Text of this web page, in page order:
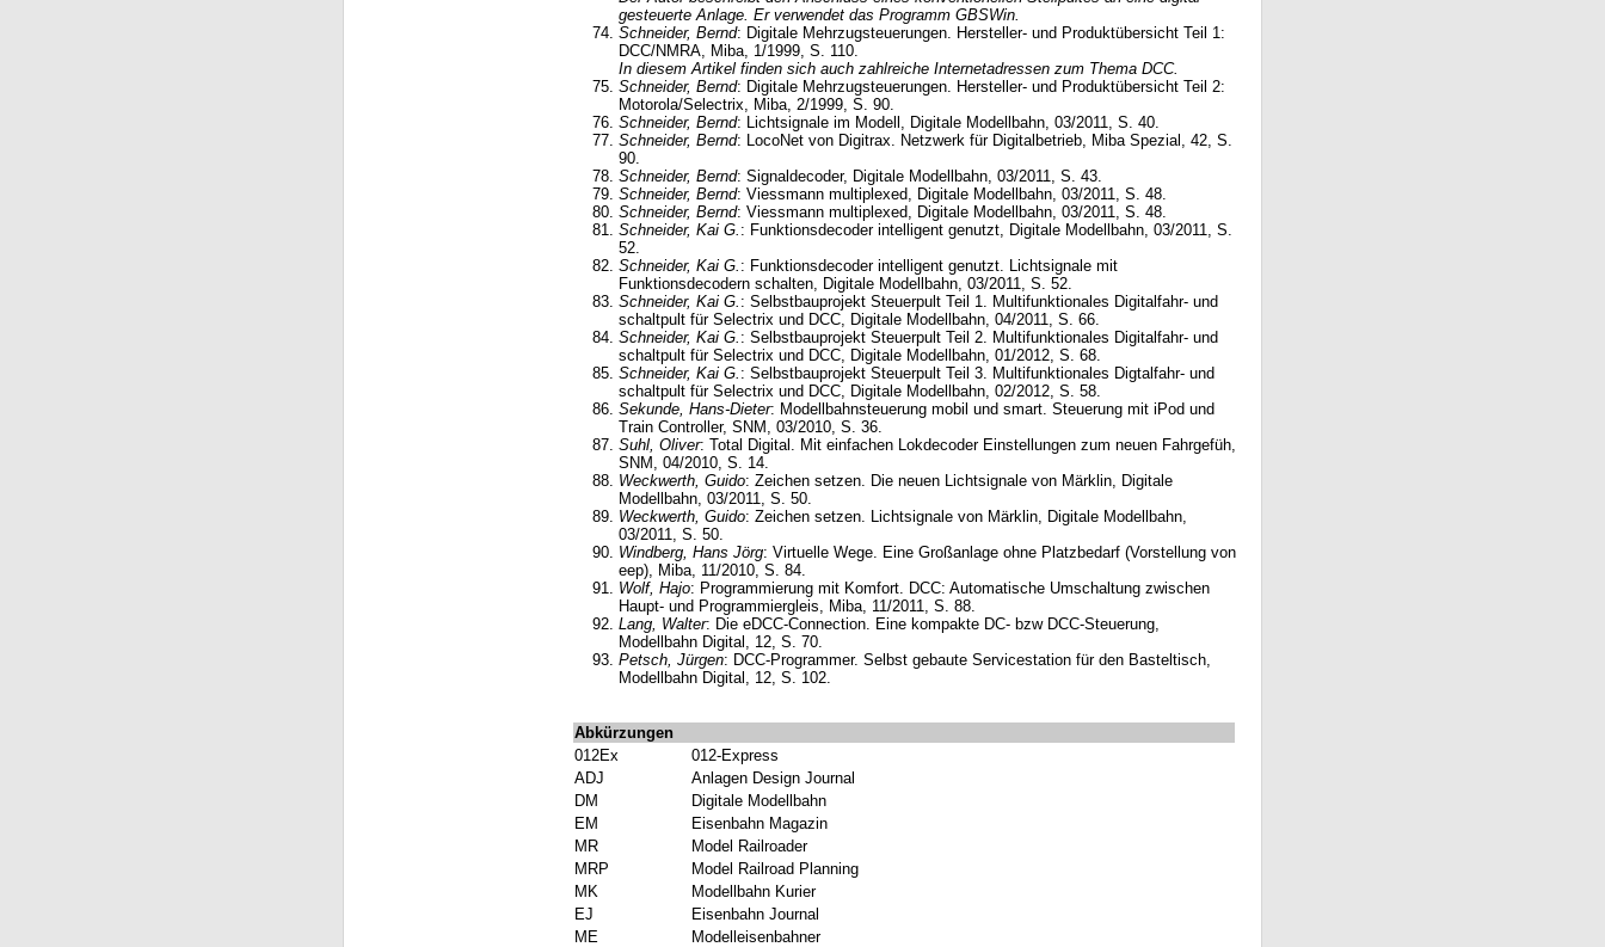
gesteuerte Anlage. Er verwendet das Programm GBSWin.
Schneider, Bernd: Digitale Mehrzugsteuerungen. Hersteller- und Produktübersicht Teil 1:
DCC/NMRA, Miba, 1/1999, S. 110.
In diesem Artikel finden sich auch zahlreiche Internetadressen zum Thema DCC.
Schneider, Bernd: Digitale Mehrzugsteuerungen. Hersteller- und Produktübersicht Teil 2:
Motorola/Selectrix, Miba, 2/1999, S. 90.
Schneider, Bernd: Lichtsignale im Modell, Digitale Modellbahn, 03/2011, S. 40.
Schneider, Bernd: LocoNet von Digitrax. Netzwerk für Digitalbetrieb, Miba Spezial, 42, S.
90.
Schneider, Bernd: Signaldecoder, Digitale Modellbahn, 03/2011, S. 43.
Schneider, Bernd: Viessmann multiplexed, Digitale Modellbahn, 03/2011, S. 48.
Schneider, Bernd: Viessmann multiplexed, Digitale Modellbahn, 03/2011, S. 48.
Schneider, Kai G. : Funktionsdecoder intelligent genutzt, Digitale Modellbahn, 03/2011, S.
52.
Schneider, Kai G. : Funktionsdecoder intelligent genutzt. Lichtsignale mit
Funktionsdecodern schalten, Digitale Modellbahn, 03/2011, S. 52.
Schneider, Kai G. : Selbstbauprojekt Steuerpult Teil 1. Multifunktionales Digitalfahr- und
schaltpult für Selectrix und DCC, Digitale Modellbahn, 04/2011, S. 66.
Schneider, Kai G. : Selbstbauprojekt Steuerpult Teil 2. Multifunktionales Digitalfahr- und
schaltpult für Selectrix und DCC, Digitale Modellbahn, 01/2012, S. 68.
Schneider, Kai G. : Selbstbauprojekt Steuerpult Teil 3. Multifunktionales Digtalfahr- und
schaltpult für Selectrix und DCC, Digitale Modellbahn, 02/2012, S. 58.
Sekunde, Hans-Dieter: Modellbahnsteuerung mobil und smart. Steuerung mit iPod und
Train Controller, SNM, 03/2010, S. 36.
Suhl, Oliver: Total Digital. Mit einfachen Lokdecoder Einstellungen zum neuen Fahrgefüh,
SNM, 04/2010, S. 14.
Weckwerth, Guido: Zeichen setzen. Die neuen Lichtsignale von Märklin, Digitale
Modellbahn, 03/2011, S. 50.
Weckwerth, Guido: Zeichen setzen. Lichtsignale von Märklin, Digitale Modellbahn,
03/2011, S. 50.
Windberg, Hans Jörg: Virtuelle Wege. Eine Großanlage ohne Platzbedarf (Vorstellung von
eep), Miba, 11/2010, S. 84.
Wolf, Hajo: Programmierung mit Komfort. DCC: Automatische Umschaltung zwischen
Haupt- und Programmiergleis, Miba, 11/2011, S. 88.
Lang, Walter: Die eDCC-Connection. Eine kompakte DC- bzw DCC-Steuerung,
Modellbahn Digital, 12, S. 70.
Petsch, Jürgen: DCC-Programmer. Selbst gebaute Servicestation für den Basteltisch,
Modellbahn Digital, 12, S. 102.
Abkürzungen
012Ex
012-Express
ADJ
Anlagen Design Journal
DM
Digitale Modellbahn
EM
Eisenbahn Magazin
MR
Model Railroader
MRP
Model Railroad Planning
MK
Modellbahn Kurier
EJ
Eisenbahn Journal
ME
Modelleisenbahner